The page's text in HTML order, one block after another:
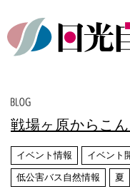
戦場ヶ原からこ
イベント情報 イベント
低公害バス自然情報 夏